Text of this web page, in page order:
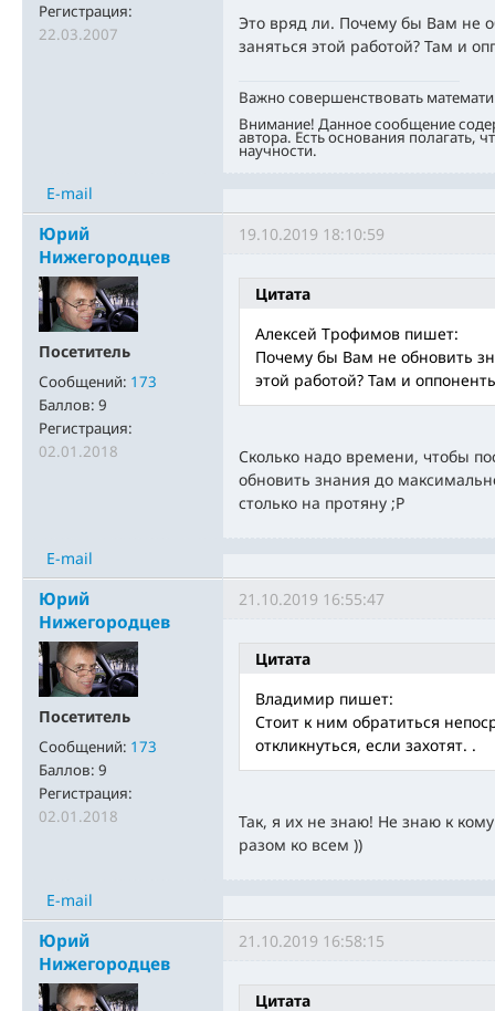
Регистрация:
22.03.2007
Это вряд ли. Почему бы Вам не
заняться этой работой? Там и
Важно совершенствовать
Внимание! Данное сообщение
автора. Есть основания полагать,
научности.
E-mail
Юрий
Нижегородцев
Посетитель
Сообщений: 173
Баллов: 9
Регистрация:
02.01.2018
19.10.2019 18:10:59
Цитата
Алексей Трофимов пишет:
Почему бы Вам не обновить
этой работой? Там и
Сколько надо времени, чтобы
обновить знания до
столько на протяну ;Р
E-mail
Юрий
Нижегородцев
Посетитель
Сообщений: 173
Баллов: 9
Регистрация:
02.01.2018
21.10.2019 16:55:47
Цитата
Владимир пишет:
Стоит к ним обратиться
откликнуться, если захотят. .
Так, я их не знаю! Не знаю к
разом ко всем ))
E-mail
Юрий
Нижегородцев
21.10.2019 16:58:15
Цитата